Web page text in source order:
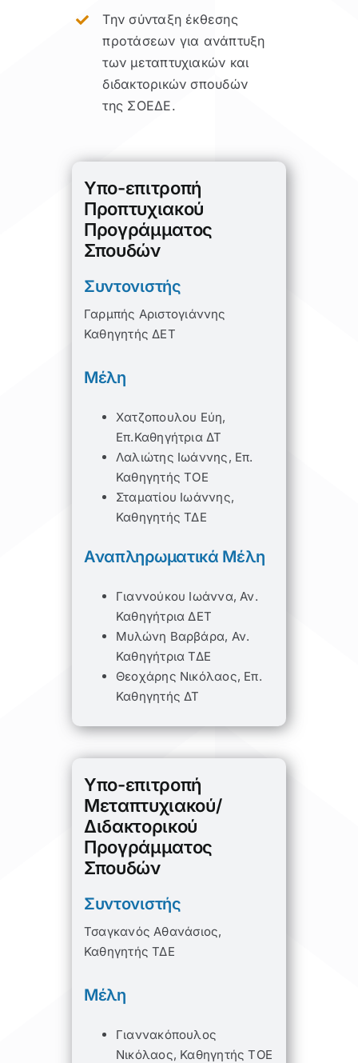
Την σύνταξη έκθεσης
προτάσεων για ανάπτυξη
των μεταπτυχιακών και
διδακτορικών σπουδών
της ΣΟΕΔΕ.
Υπο-επιτροπή
Προπτυχιακού
Προγράμματος
Σπουδών
Συντονιστής
Γαρμπής Αριστογιάννης
Καθηγητής ΔΕΤ
Μέλη
Χατζοπουλου Εύη,
Επ.Καθηγήτρια ΔΤ
Λαλιώτης Ιωάννης, Επ.
Καθηγητής ΤΟΕ
Σταματίου Ιωάννης,
Καθηγητής ΤΔΕ
Αναπληρωματικά Μέλη
Γιαννούκου Ιωάννα, Αν.
Καθηγήτρια ΔΕΤ
Μυλώνη Βαρβάρα, Αν.
Καθηγήτρια ΤΔΕ
Θεοχάρης Νικόλαος, Επ.
Καθηγητής ΔΤ
Υπο-επιτροπή
Μεταπτυχιακού/
Διδακτορικού
Προγράμματος
Σπουδών
Συντονιστής
Τσαγκανός Αθανάσιος,
Καθηγητής ΤΔΕ
Μέλη
Γιαννακόπουλος
Νικόλαος, Καθηγητής ΤΟΕ